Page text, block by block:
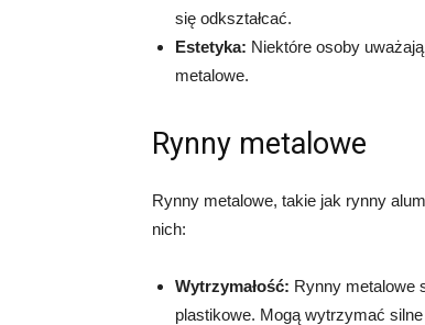
się odkształcać.
Estetyka: Niektóre osoby
metalowe.
Rynny metalowe
Rynny metalowe, takie jak rynny
nich:
Wytrzymałość: Rynny metalowe
plastikowe. Mogą wytrzymać